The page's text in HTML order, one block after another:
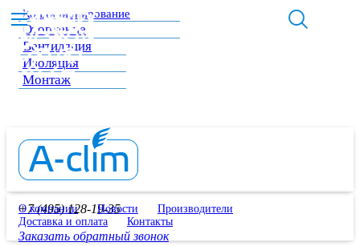
Кондиционирование
Отопление
Вентиляция
Изоляция
Монтаж
+7 (495) 128-19-35
Заказать обратный звонок
О компании Новости
Производители
Доставка и оплата
Контакты